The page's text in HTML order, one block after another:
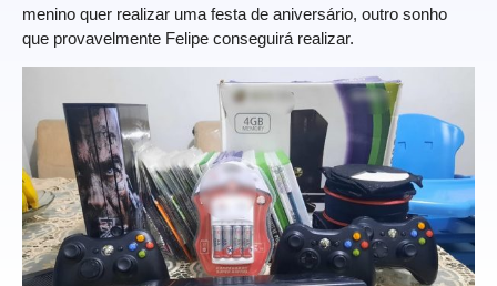
menino quer realizar uma festa de aniversário, outro sonho
que provavelmente Felipe conseguirá realizar.